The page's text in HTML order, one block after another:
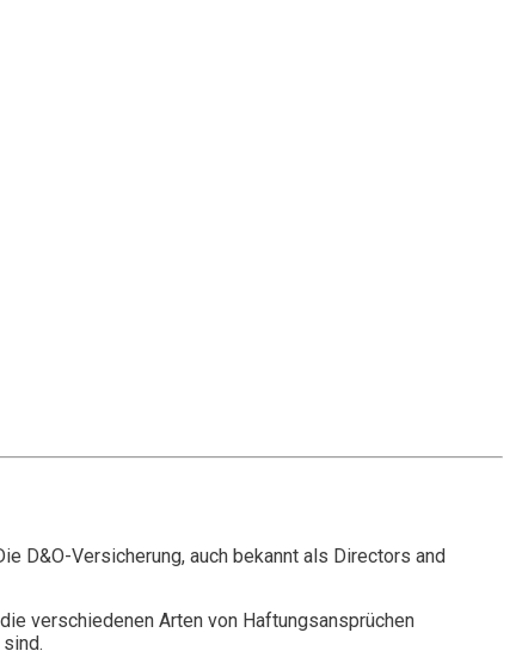
D&O-Versicherung, auch bekannt als Directors and
verschiedenen Arten von Haftungsansprüchen